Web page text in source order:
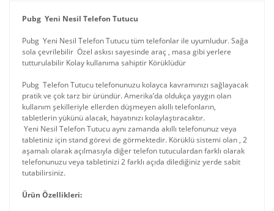
Pubg Yeni Nesil Telefon Tutucu
Pubg Yeni Nesil Telefon Tutucu tüm telefonlar ile uyumludur. Sağa
sola çevrilebilir Özel askısı sayesinde araç , masa gibi yerlere
tutturulabilir Kolay kullanıma sahiptir Körüklüdür
Pubg Telefon Tutucu telefonunuzu kolayca kavramınızı sağlayacak
pratik ve çok tarz bir üründür. Amerika’da oldukça yaygın olan
kullanım şekilleriyle ellerden düşmeyen akıllı telefonların,
tabletlerin yükünü alacak, hayatınızı kolaylaştıracaktır.
Yeni Nesil Telefon Tutucu aynı zamanda akıllı telefonunuz veya
tabletiniz için stand görevi de görmektedir. Körüklü sistemi olan , 2
aşamalı olarak açılmasıyla diğer telefon tutuculardan farklı olarak
telefonunuzu veya tabletinizi 2 farklı açıda dilediğiniz yerde sabit
tutabilirsiniz.
Ürün Özellikleri: